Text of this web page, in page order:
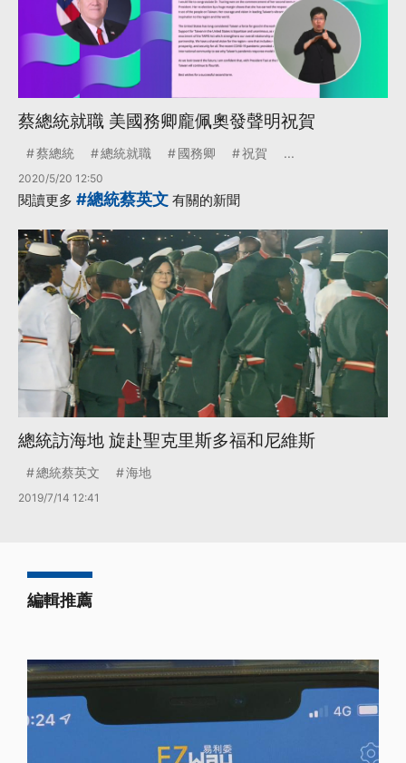
蔡總統就職 美國務卿龐佩奧發聲明祝賀
蔡總統 總統就職 國務卿 祝賀 ...
2020/5/20 12:50
閱讀更多 #總統蔡英文 有關的新聞
總統訪海地 旋赴聖克里斯多福和尼維斯
總統蔡英文 海地
2019/7/14 12:41
編輯推薦